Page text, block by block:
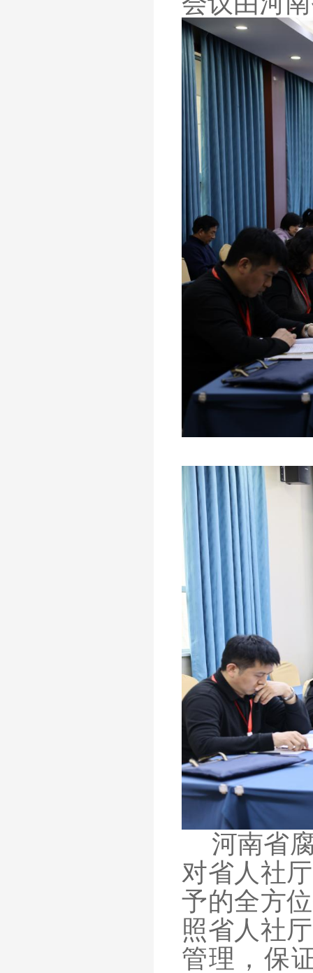
河南省
对省人社
予的全方
照省人社
管理，保